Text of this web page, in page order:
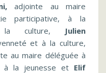
adjointe au maire
participative, à la
la culture, Julien
et à la culture,
au maire déléguée à
à la jeunesse etElif